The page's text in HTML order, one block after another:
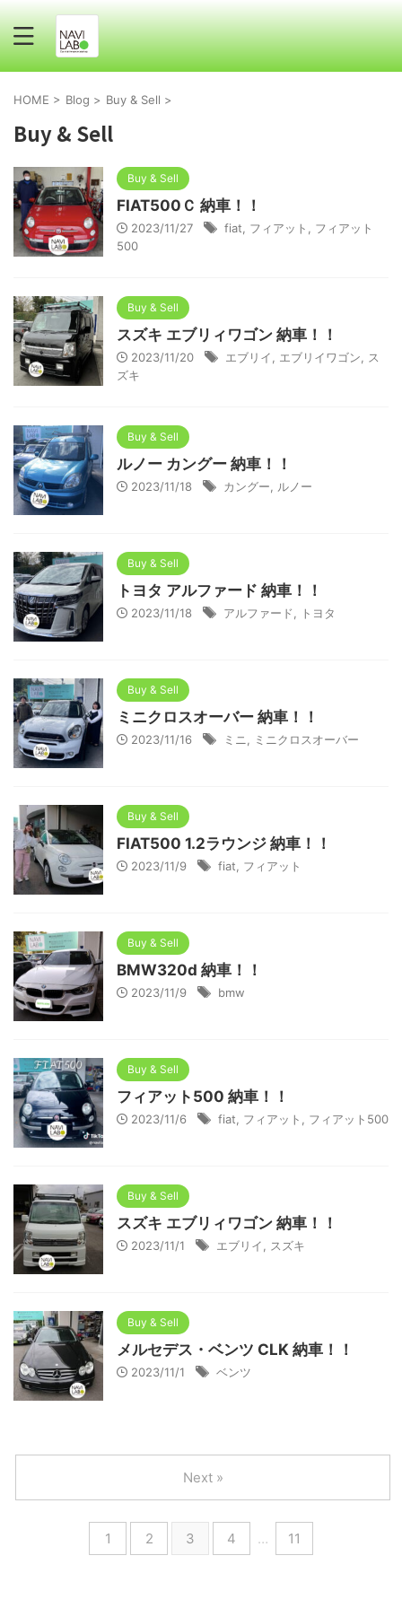
HOME > Blog > Buy & Sell >
Buy & Sell
Buy & Sell
FIAT500Ｃ 納車！！
2023/11/27 fiat フィアット
フィアット
500
Buy & Sell
スズキ エブリィワゴン 納車！！
2023/11/20 エブリイ エブリイワゴン
ス
ズキ
Buy & Sell
ルノー カングー 納車！！
2023/11/18 カングー ルノー
Buy & Sell
トヨタ アルファード 納車！！
2023/11/18 アルファード トヨタ
Buy & Sell
ミニクロスオーバー 納車！！
2023/11/16 ミニ ミニクロスオーバー
Buy & Sell
FIAT500 1.2ラウンジ 納車！！
2023/11/9 fiat フィアット
Buy & Sell
BMW320d 納車！！
2023/11/9 bmw
Buy & Sell
フィアット500 納車！！
2023/11/6 fiat フィアット フィアット500
Buy & Sell
スズキ エブリィワゴン 納車！！
2023/11/1 エブリイ スズキ
Buy & Sell
メルセデス・ベンツ CLK 納車！！
2023/11/1 ベンツ
1 2 3 4 … 11
Next »